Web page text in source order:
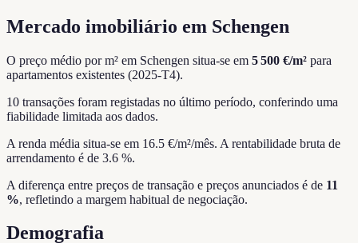
Mercado imobiliário em Schengen
O preço médio por m² em Schengen situa-se em 5 500 €/m² para
apartamentos existentes (2025-T4).
10 transações foram registadas no último período, conferindo uma
fiabilidade limitada aos dados.
A renda média situa-se em 16.5 €/m²/mês. A rentabilidade bruta de
arrendamento é de 3.6 %.
A diferença entre preços de transação e preços anunciados é de 11
%, refletindo a margem habitual de negociação.
Demografia